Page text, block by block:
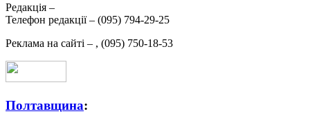
Редакція –
Телефон редакції – (095) 794-29-25
Реклама на сайті – , (095) 750-18-53
Полтавщина: